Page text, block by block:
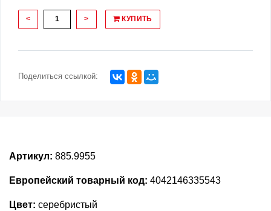
< > КУПИТЬ
Поделиться ссылкой:
Артикул: 885.9955
Европейский товарный код: 4042146335543
Цвет: серебристый